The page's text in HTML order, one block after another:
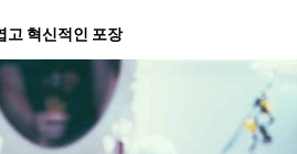
고 혁신적인 포장